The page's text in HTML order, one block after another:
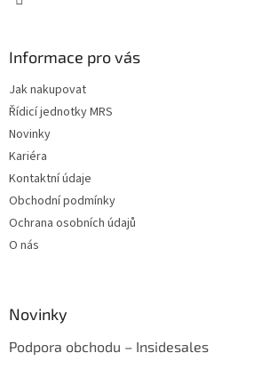
Informace pro vás
Jak nakupovat
Řídicí jednotky MRS
Novinky
Kariéra
Kontaktní údaje
Obchodní podmínky
Ochrana osobních údajů
O nás
Novinky
Podpora obchodu – Insidesales